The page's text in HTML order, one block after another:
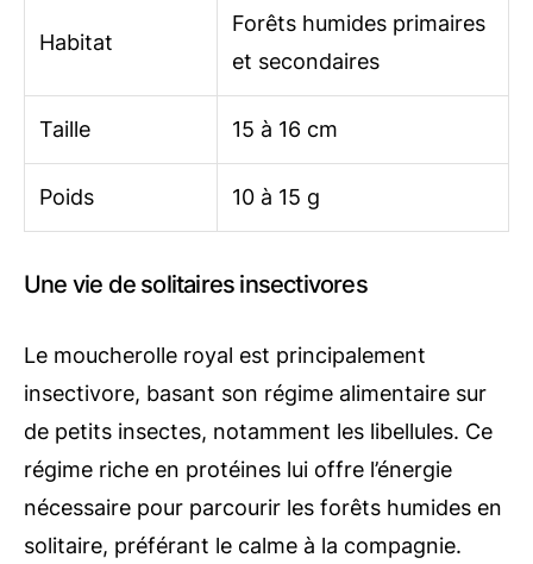
Habitat
Forêts humides primaires
et secondaires
Taille 15 à 16 cm
Poids 10 à 15 g
Une vie de solitaires insectivores
Le moucherolle royal est principalement
insectivore, basant son régime alimentaire sur
de petits insectes, notamment les libellules. Ce
régime riche en protéines lui offre l’énergie
nécessaire pour parcourir les forêts humides en
solitaire, préférant le calme à la compagnie.